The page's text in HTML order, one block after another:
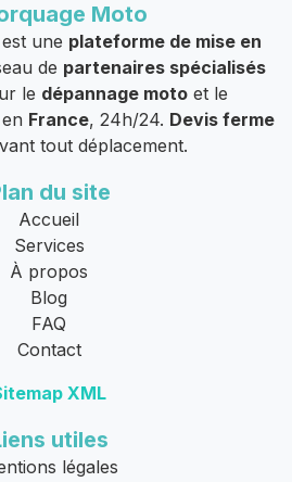
Moto
une plateforme de mise en
de partenaires spécialisés
le dépannage moto et le
France, 24h/24. Devis ferme
tout déplacement.
du site
Accueil
Services
À propos
Blog
FAQ
Contact
XML
utiles
légales